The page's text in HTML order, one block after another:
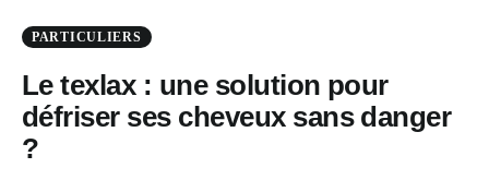
PARTICULIERS
Le texlax : une solution pour
défriser ses cheveux sans danger
?